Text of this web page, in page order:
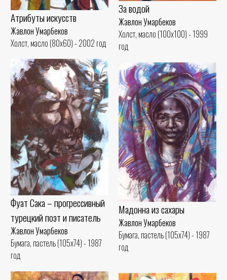
Атрибуты искусств
Жавлон Умарбеков
Холст, масло (80x60) - 2002 год
За водой
Жавлон Умарбеков
Холст, масло (100x100) - 1999
год
Фуат Сака – прогрессивный
турецкий поэт и писатель
Жавлон Умарбеков
Бумага, пастель (105x74) - 1987
год
Мадонна из сахары
Жавлон Умарбеков
Бумага, пастель (105x74) - 1987
год